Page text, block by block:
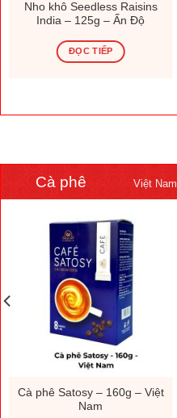
Nho khô Seedless Raisins
India – 125g – Ấn Độ
ĐỌC TIẾP
Cà phê Việt Nam
Cà phê Satosy – 160g – Việt
Nam